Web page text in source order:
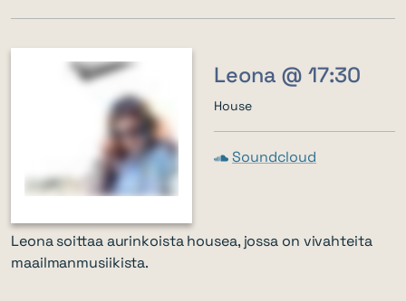
Leona @ 17:30
House
Soundcloud
Leona soittaa aurinkoista housea, jossa on vivahteita
maailmanmusiikista.